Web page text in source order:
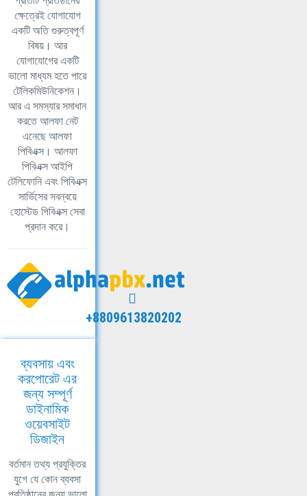
ক্ষেত্রেই যোগাযোগ
একটি অতি গুরুত্বপূর্ণ
বিষয়। আর
যোগাযোগের একটি
ভালো মাধ্যম হতে পারে
টেলিকমিউনিকেশন।
আর এ সমস্যার সমাধান
করতে আলফা নেট
এনেছে আলফা
পিবিএক্স। আলফা
পিবিএক্স আইপি
টেলিফোনি এবং পিবিএক্স
সার্ভিসের সবন্বয়ে
হোস্টেড পিবিএক্স সেবা
প্রদান করে।
+8809613820202
ব্যবসায় এবং
করপোরেট এর
জন্য সম্পূর্ণ
ডাইনামিক
ওয়েবসাইট
ডিজাইন
বর্তমান তথ্য প্রযুক্তির
যুগে যে কোন ব্যবসা